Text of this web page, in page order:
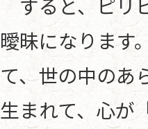
曖昧になります
て、世の中のあ
生まれて、心が